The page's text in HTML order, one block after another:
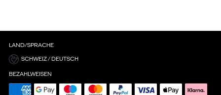
LAND/SPRACHE
SCHWEIZ / DEUTSCH
BEZAHLWEISEN